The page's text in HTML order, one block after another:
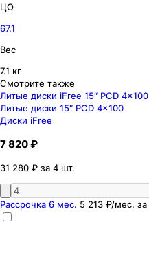
ЦО
67.1
Вес
7.1 кг
Смотрите также
Литые диски iFree 15″ PCD 4x100
Литые диски 15″ PCD 4x100
Диски iFree
7 820 ₽
31 280 ₽ за 4 шт.
Рассрочка 6 мес. 5 213 ₽/мес. за